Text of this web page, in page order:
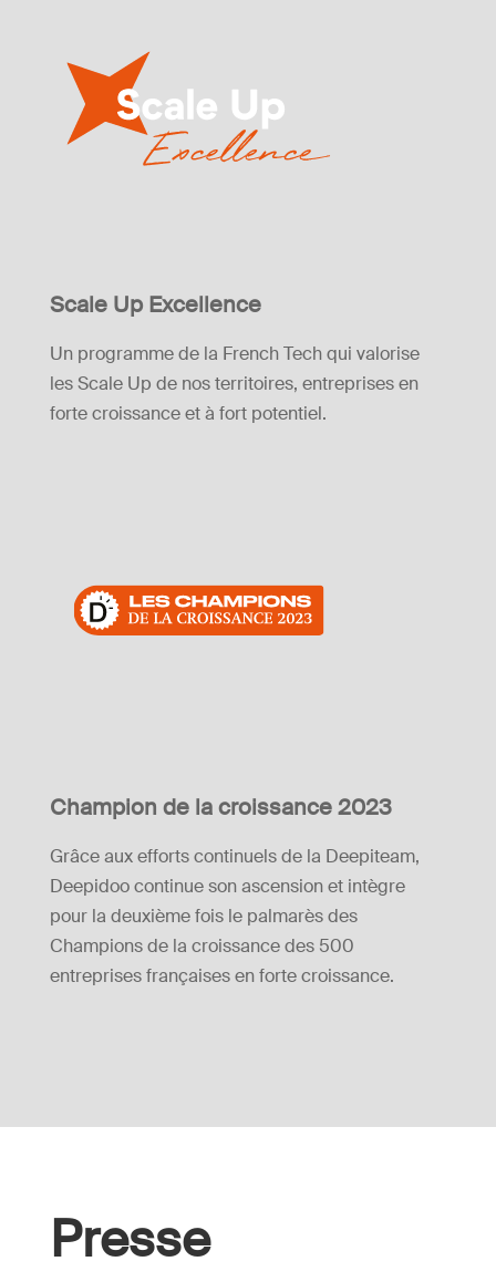
Scale Up Excellence
Un programme de la French Tech qui valorise
les Scale Up de nos territoires, entreprises en
forte croissance et à fort potentiel.
Champion de la croissance 2023
Grâce aux efforts continuels de la Deepiteam,
Deepidoo continue son ascension et intègre
pour la deuxième fois le palmarès des
Champions de la croissance des 500
entreprises françaises en forte croissance.
Presse